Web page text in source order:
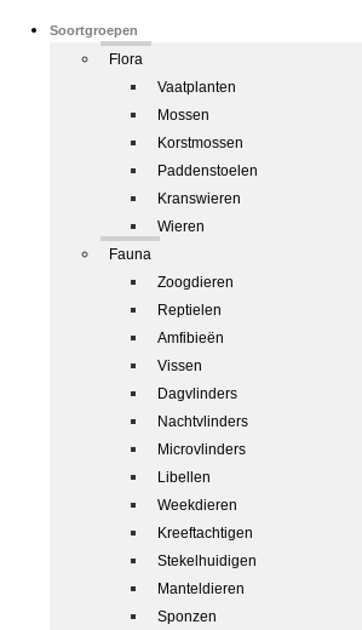
Soortgroepen
Flora
Vaatplanten
Mossen
Korstmossen
Paddenstoelen
Kranswieren
Wieren
Fauna
Zoogdieren
Reptielen
Amfibieën
Vissen
Dagvlinders
Nachtvlinders
Microvlinders
Libellen
Weekdieren
Kreeftachtigen
Stekelhuidigen
Manteldieren
Sponzen